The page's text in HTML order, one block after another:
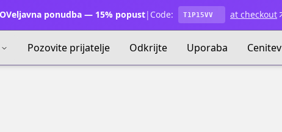
ponudba — 15% popust| Code: T1P15VV at checkout
Pozovite prijatelje Odkrijte Uporaba Cenitev